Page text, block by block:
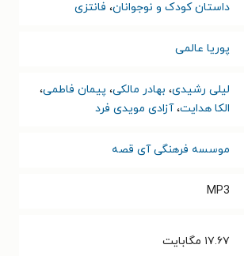
داستان کودک و نوجوانان، فانتزی
پوریا عالمی
لیلی رشیدی، بهادر مالکی، پیمان فاطمی،
الکا هدایت،آزادی مویدی فرد
موسسه فرهنگی آی قصه
MP3
۱۷.۶۷ مگابایت